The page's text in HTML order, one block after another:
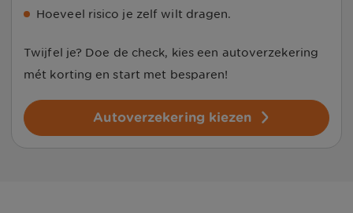
Hoeveel risico je zelf wilt dragen.
Twijfel je? Doe de check, kies een autoverzekering
mét korting en start met besparen!
Autoverzekering kiezen